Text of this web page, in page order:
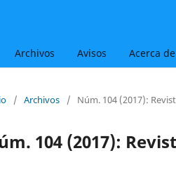
Archivos Avisos Acerca de
/ Archivos / Núm. 104 (2017):
104 (2017):